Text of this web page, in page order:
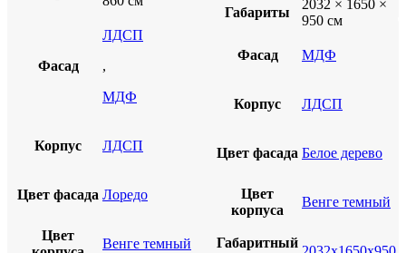
Фасад
ЛДСП
,
МДФ
Корпус ЛДСП
Цвет фасада Лоредо
Цвет
Венге темный
Габариты
2032 × 1650 ×
950 см
Фасад МДФ
Корпус ЛДСП
Цвет фасада Белое дерево
Цвет
корпуса
Венге темный
Габаритный